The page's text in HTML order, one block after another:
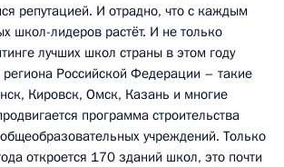
репутацией. И отрадно, что с каждым
школ-лидеров растёт. И не только
лучших школ страны в этом году
региона Российской Федерации – такие
Кировск, Омск, Казань и многие
программа строительства
учреждений. Только
откроется 170 зданий школ, это почти